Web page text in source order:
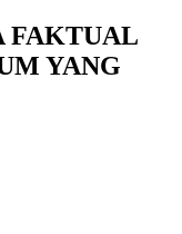
FAKTUAL
YANG